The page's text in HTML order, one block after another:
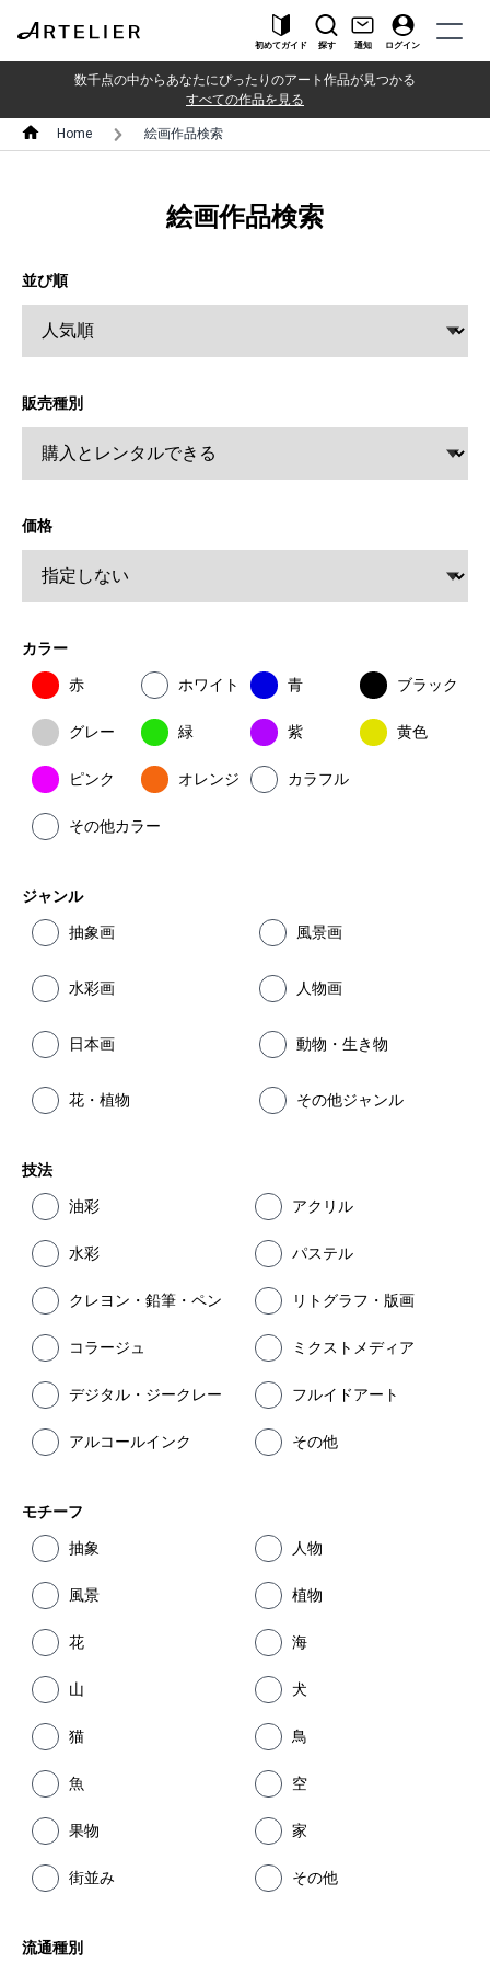
初めてガイド 探す 通知 ログイン
数千点の中からあなたにぴったりのアート作品が見つかる
すべての作品を見る
Home 絵画作品検索
絵画作品検索
並び順
販売種別
価格
カラー
赤 ホワイト 青 ブラック
グレー 緑 紫 黄色
ピンク オレンジ カラフル
その他カラー
ジャンル
抽象画 風景画
水彩画 人物画
日本画 動物・生き物
花・植物 その他ジャンル
技法
油彩 アクリル
水彩 パステル
クレヨン・鉛筆・ペン リトグラフ・版画
コラージュ ミクストメディア
デジタル・ジークレー フルイドアート
アルコールインク その他
モチーフ
抽象 人物
風景 植物
花 海
山 犬
猫 鳥
魚 空
果物 家
街並み その他
流通種別